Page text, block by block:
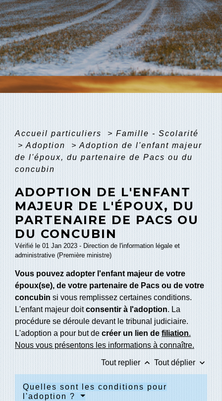
Accueil particuliers > Famille - Scolarité
> Adoption > Adoption de l'enfant majeur
de l'époux, du partenaire de Pacs ou du
concubin
ADOPTION DE L'ENFANT
MAJEUR DE L'ÉPOUX, DU
PARTENAIRE DE PACS OU
DU CONCUBIN
Vérifié le 01 Jan 2023 - Direction de l'information légale et
administrative (Première ministre)
Vous pouvez adopter l'enfant majeur de votre
époux(se), de votre partenaire de Pacs ou de votre
concubin si vous remplissez certaines conditions.
L'enfant majeur doitconsentir à l'adoption. La
procédure se déroule devant le tribunal judiciaire.
L'adoption a pour but de créer un lien de filiation.
Nous vous présentons les informations à connaître.
Tout replier keyboard_arrow_up Tout déplier keyboard_arrow_down
Quelles sont les conditions pour
l'adoption ?